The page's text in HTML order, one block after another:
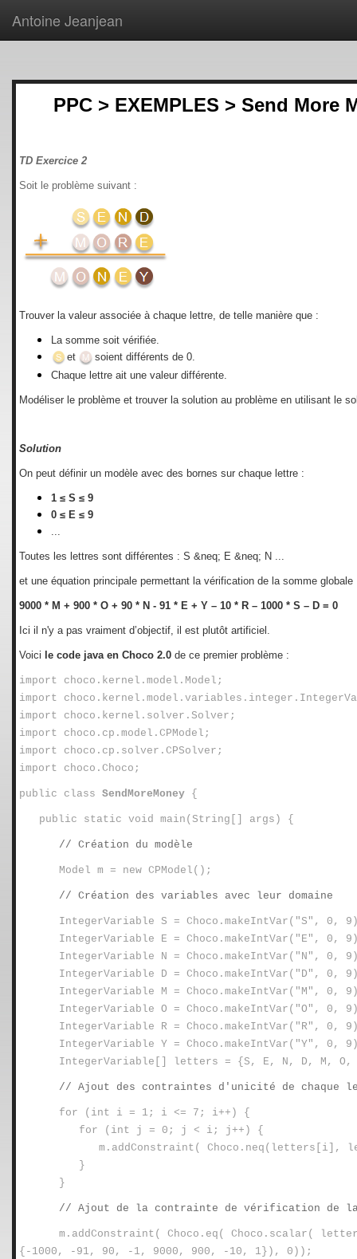
Antoine Jeanjean
PPC > EXEMPLES > Send More
TD Exercice 2
Soit le problème suivant :
Trouver la valeur associée à chaque lettre, de telle manière que :
La somme soit vérifiée.
et
soient différents de 0.
Chaque lettre ait une valeur différente.
Modéliser le problème et trouver la solution au problème en utilisant le
Solution
On peut définir un modèle avec des bornes sur chaque lettre :
1 ≤ S ≤ 9
0 ≤ E ≤ 9
...
Toutes les lettres sont différentes : S &neq; E &neq; N ...
et une équation principale permettant la vérification de la somme globale
9000 * M + 900 * O + 90 * N - 91 * E + Y – 10 * R – 1000 * S – D = 0
Ici il n'y a pas vraiment d’objectif, il est plutôt artificiel.
Voici le code java en Choco 2.0 de ce premier problème :
import choco.kernel.model.Model;
import
import choco.kernel.solver.Solver;
import choco.cp.model.CPModel;
import choco.cp.solver.CPSolver;
import choco.Choco;
public class SendMoreMoney {
public static void main(String[] args) {
// Création du modèle
Model m = new CPModel();
// Création des variables avec leur domaine
IntegerVariable S = Choco.makeIntVar("S", 0,
IntegerVariable E = Choco.makeIntVar("E", 0,
IntegerVariable N = Choco.makeIntVar("N", 0,
IntegerVariable D = Choco.makeIntVar("D", 0,
IntegerVariable M = Choco.makeIntVar("M", 0,
IntegerVariable O = Choco.makeIntVar("O", 0,
IntegerVariable R = Choco.makeIntVar("R", 0,
IntegerVariable Y = Choco.makeIntVar("Y", 0,
IntegerVariable[] letters = {S, E, N, D, M, O,
// Ajout des contraintes d'unicité de chaque
for (int i = 1; i <= 7; i++) {
for (int j = 0; j < i; j++) {
m.addConstraint(
}
}
// Ajout de la contrainte de vérification de la
m.addConstraint( Choco.eq( Choco.scalar(
{-1000, -91, 90, -1, 9000, 900, -10, 1}), 0));